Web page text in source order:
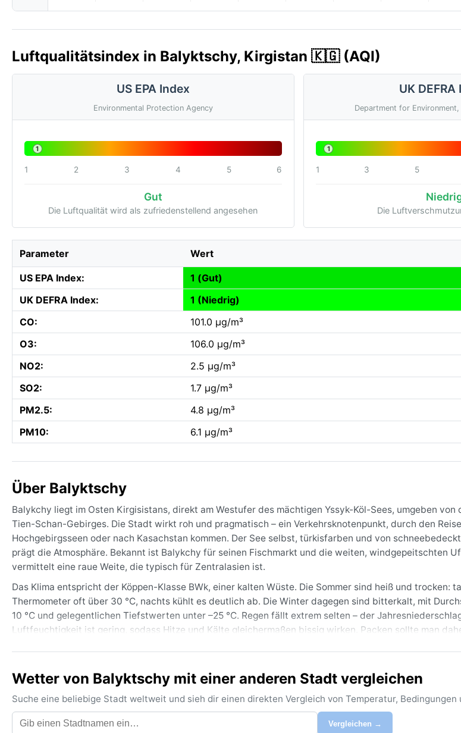
Luftqualitätsindex in Balyktschy, Kirgistan 🇰🇬 (AQI)
US EPA Index
Environmental Protection Agency
1
1 2 3 4 5 6
Gut
Die Luftqualität wird als zufriedenstellend angesehen
UK DEFRA
Department for
1
1 3 5
Die
Parameter Wert
US EPA Index:
1 (Gut)
UK DEFRA Index:
1 (Niedrig)
CO:
101.0 µg/m³
O3:
106.0 µg/m³
NO2:
2.5 µg/m³
SO2:
1.7 µg/m³
PM2.5:
4.8 µg/m³
PM10:
6.1 µg/m³
Über Balyktschy
Balykchy liegt im Osten Kirgisistans, direkt am Westufer des mächtigen Yssyk-Köl-Sees, umgeben von
Tien-Schan-Gebirges. Die Stadt wirkt roh und pragmatisch – ein Verkehrsknotenpunkt, durch den
Hochgebirgsseen oder nach Kasachstan kommen. Der See selbst, türkisfarben und von
prägt die Atmosphäre. Bekannt ist Balykchy für seinen Fischmarkt und die weiten, windgepeitschten
vermittelt eine raue Weite, die typisch für Zentralasien ist.
Das Klima entspricht der Köppen-Klasse BWk, einer kalten Wüste. Die Sommer sind heiß und trocken:
Thermometer oft über 30 °C, nachts kühlt es deutlich ab. Die Winter dagegen sind bitterkalt, mit
10 °C und gelegentlichen Tiefstwerten unter –25 °C. Regen fällt extrem selten – der
Luftfeuchtigkeit ist gering, sodass Hitze und Kälte gleichermaßen bissig wirken. Packen sollte man
Die beste Reisezeit für Balykchy ist von Mai bis September, wenn die Tage sonnig und warm sind und
Im Frühling und Herbst kann das Wetter jedoch unbeständig sein. Besonders windig ist es im April und
Fallwinde von den Bergen herab, die Sand und Staub aufwirbeln. Gewitter treten selten auf, ebenso
aber wegen der Trockenheit meist gering bleiben. Bemerkenswert ist das Phänomen der „Issyk-Kul-
Wetter von Balyktschy mit einer anderen Stadt vergleichen
Suche eine beliebige Stadt weltweit und sieh dir einen direkten Vergleich von Temperatur, Bedingungen
Vergleichen →